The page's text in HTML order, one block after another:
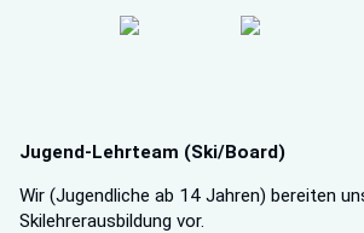
Jugend-Lehrteam (Ski/Board)
Wir (Jugendliche ab 14 Jahren) bereiten
Skilehrerausbildung vor.